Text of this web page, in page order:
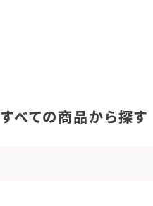
すべての商品から探す